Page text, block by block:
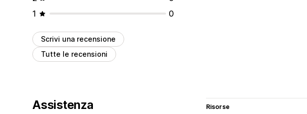
1
0
Scrivi una recensione
Tutte le recensioni
Assistenza Risorse